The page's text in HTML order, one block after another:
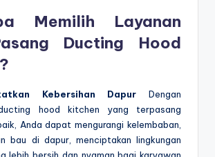
Memilih Layanan
Ducting Hood
Kebersihan Dapur Dengan
hood kitchen yang terpasang
Anda dapat mengurangi kelembaban,
bau di dapur, menciptakan lingkungan